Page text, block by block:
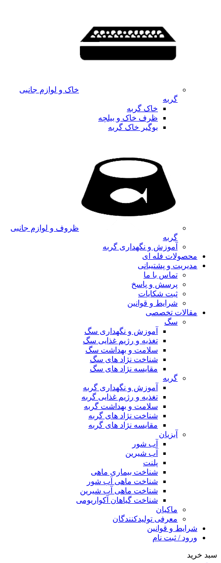
خاک و لوازم جانبی
گربه
خاک گربه
ظرف خاک و بیلچه
بوگیر خاک گربه
ظروف و لوازم جانبی
گربه
آموزش و نگهداری گربه
محصولات فله ای
مدیریت و پشتیبانی
تماس با ما
پرسش و پاسخ
ثبت شکایات
شرایط و قوانین
مقالات تخصصی
سگ
آموزش و نگهداری سگ
تغذیه و رژیم غذایی سگ
سلامت و بهداشت سگ
شناخت نژاد های سگ
مقایسه نژاد های سگ
گربه
آموزش و نگهداری گربه
تغذیه و رژیم غذایی گربه
سلامت و بهداشت گربه
شناخت نژاد های گربه
مقایسه نژاد های گربه
آبزیان
آب شور
آب شیرین
پلنت
شناخت بیماری ماهی
شناخت ماهی آب شور
شناخت ماهی آب شیرین
شناخت گیاهان آکواریومی
ماکیان
معرفی تولیدکنندگان
شرایط و قوانین
ورود / ثبت نام
سبد خرید